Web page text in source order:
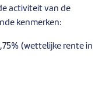
activiteit van de
kenmerken:
(wettelijke rente in